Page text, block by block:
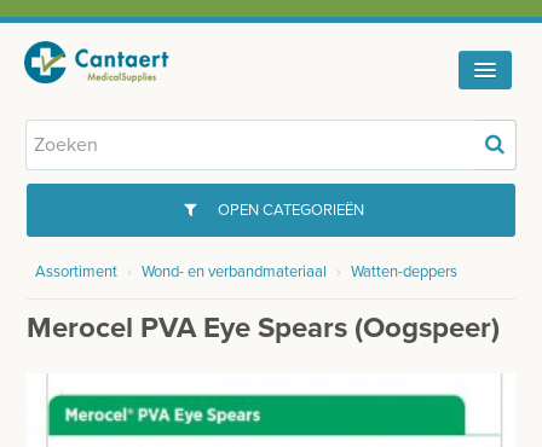
HOME
OPERATIE SETS
OPEN CATEGORIEËN
GYNAECOLOGIE
INJECTIEMATERIAAL
WOND- EN VERBANDMATERIAAL
WINDELS EN STEUNVERBANDEN
Assortiment › Wond- en verbandmateriaal › Watten-deppers
Merocel PVA Eye Spears (oogspeer)